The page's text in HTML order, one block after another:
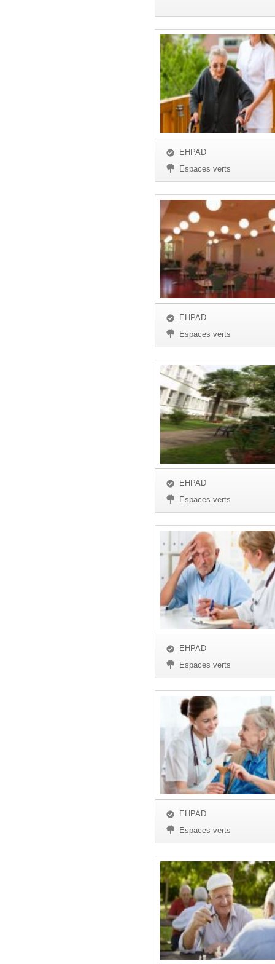
EHPAD
Espaces verts
EHPAD
Espaces verts
EHPAD
Espaces verts
EHPAD
Espaces verts
EHPAD
Espaces verts